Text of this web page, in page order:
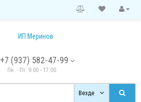
+7 (937) 582-47-99
Пн. - Пт. 9:00 - 17:00
Везде